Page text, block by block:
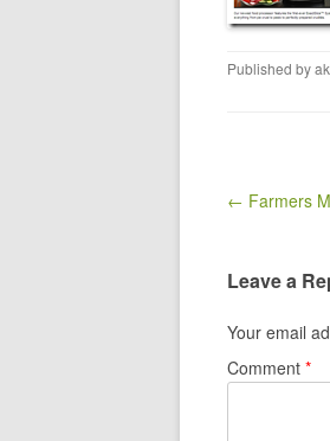
Published by
Post
← Farmers
Leave a
Your email
Comment *